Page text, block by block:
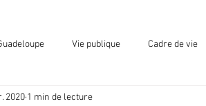
Vie publique Cadre de vie
Organisation politique
2020 1 min de lecture